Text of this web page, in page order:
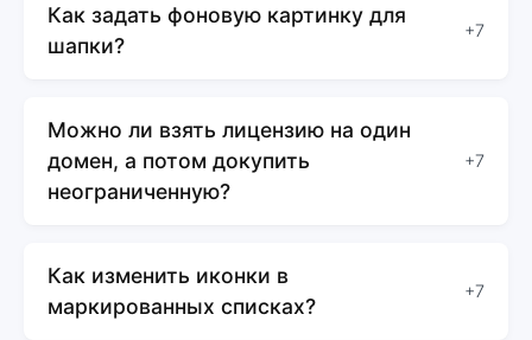
Как задать фоновую картинку для
шапки?
+7
Можно ли взять лицензию на один
домен, а потом докупить
неограниченную?
+7
Как изменить иконки в
маркированных списках?
+7